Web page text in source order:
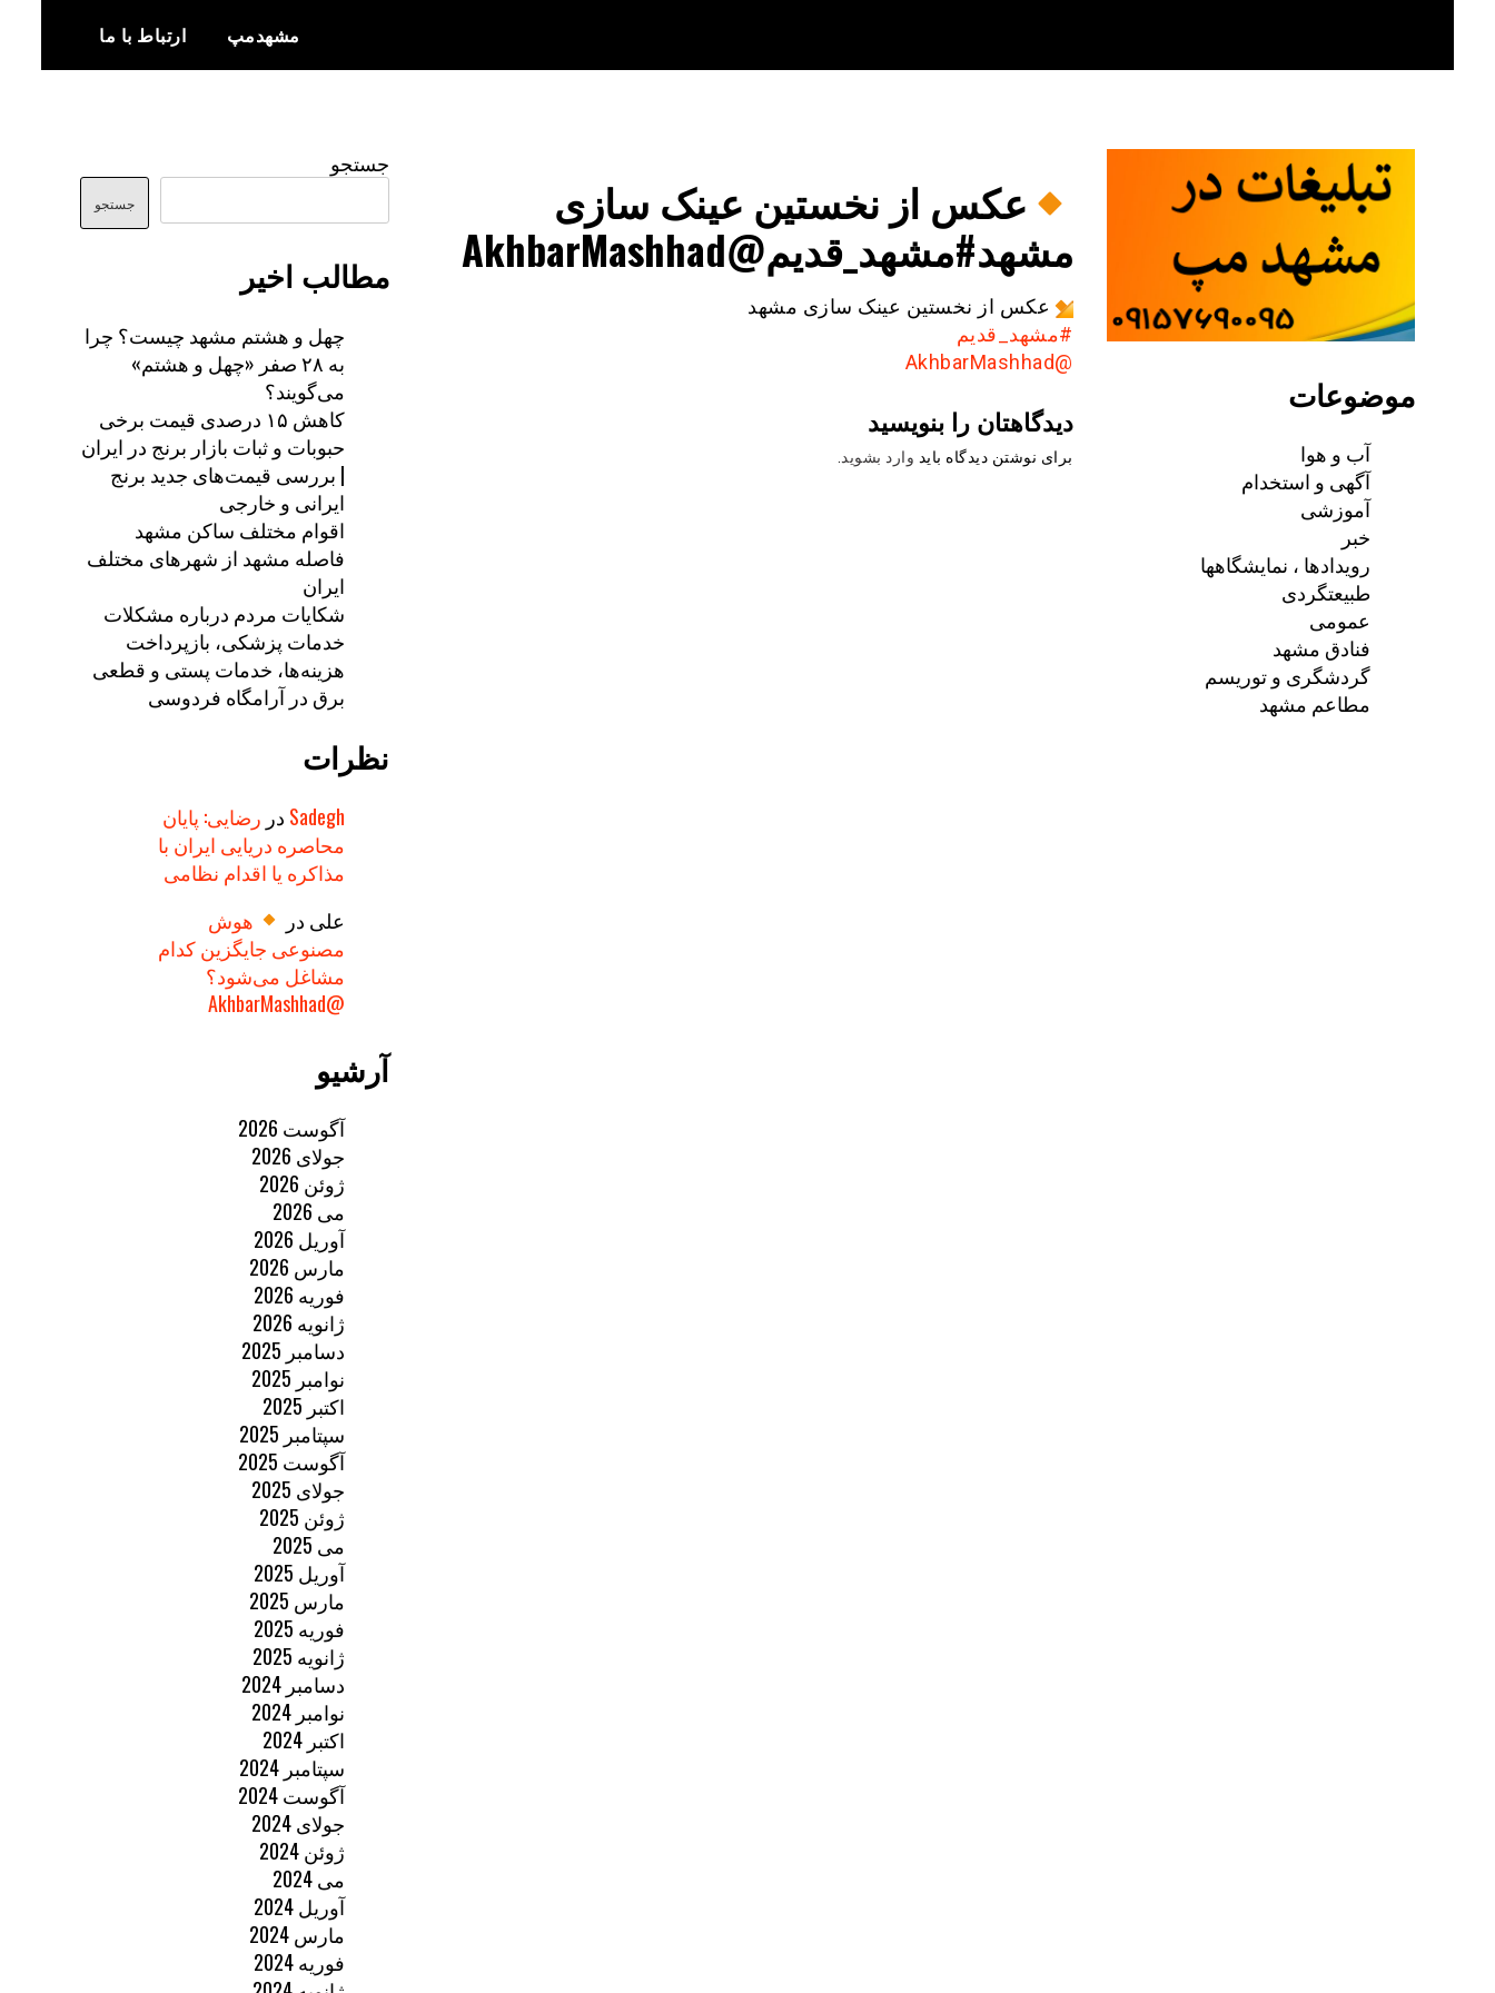
content
مشهدمپ ارتباط با ما
عکس از نخستین عینک سازی
مشهد#مشهد_قدیم@AkhbarMashhad
عکس از نخستین عینک سازی مشهد
#مشهد_قدیم
@AkhbarMashhad
دیدگاهتان را بنویسید
برای نوشتن دیدگاه باید وارد بشوید
جستجو
جستجو
مطالب اخیر
چهل و هشتم مشهد چیست؟ چرا
به ۲۸ صفر «چهل و هشتم»
می‌گویند؟
کاهش ۱۵ درصدی قیمت برخی
حبوبات و ثبات بازار برنج در ایران
| بررسی قیمت‌های جدید برنج
ایرانی و خارجی
اقوام مختلف ساکن مشهد
فاصله مشهد از شهرهای مختلف
ایران
شکایات مردم درباره مشکلات
خدمات پزشکی، بازپرداخت
هزینه‌ها، خدمات پستی و قطعی
برق در آرامگاه فردوسی
نظرات
Sadegh در رضایی: پایان
محاصره دریایی ایران با
مذاکره یا اقدام نظامی
علی در
هوش
مصنوعی جایگزین کدام
مشاغل می‌شود؟
@AkhbarMashhad
آرشیو
آگوست 2026
جولای 2026
ژوئن 2026
می 2026
آوریل 2026
مارس 2026
فوریه 2026
ژانویه 2026
دسامبر 2025
نوامبر 2025
اکتبر 2025
سپتامبر 2025
آگوست 2025
جولای 2025
ژوئن 2025
می 2025
آوریل 2025
مارس 2025
فوریه 2025
ژانویه 2025
دسامبر 2024
نوامبر 2024
اکتبر 2024
سپتامبر 2024
آگوست 2024
جولای 2024
ژوئن 2024
می 2024
آوریل 2024
مارس 2024
فوریه 2024
موضوعات
آب و هوا
آگهی و استخدام
آموزشی
خبر
رویدادها ، نمایشگاهها
طبیعتگردی
عمومی
فنادق مشهد
گردشگری و توریسم
مطاعم مشهد